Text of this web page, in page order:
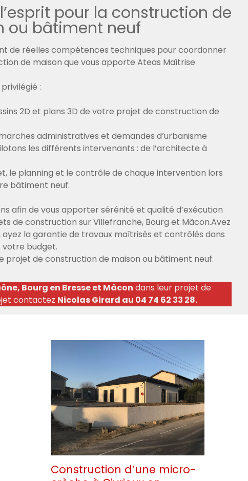
pour la construction de
ou bâtiment neuf
de réelles compétences techniques pour coordonner
de maison que vous apporte Ateas Maîtrise
:
2D et plans 3D de votre projet de construction de
administratives et demandes d’urbanisme
les différents intervenants : de l’architecte à
le planning et le contrôle de chaque intervention lors
bâtiment neuf.
afin de vous apporter sérénité et qualité d’exécution
de construction sur Villefranche, Bourg et Mâcon.Avez
ayez la garantie de travaux maîtrisés et contrôlés dans
votre budget.
projet de construction de maison ou bâtiment neuf.
Bourg en Bresse et Mâcon dans leur projet de
contactez Nicolas Girard au 04 74 62 33 28.
Construction d’une micro-